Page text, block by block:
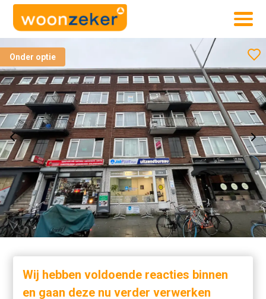
Onder optie
Wij hebben voldoende reacties binnen
en gaan deze nu verder verwerken